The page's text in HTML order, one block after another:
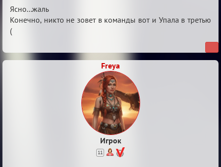
Re:
Разговоры
о
ТПК.
Ясно...жаль
Конечно, никто не зовет в команды вот и Упала в третью
(
Freya
Игрок
11